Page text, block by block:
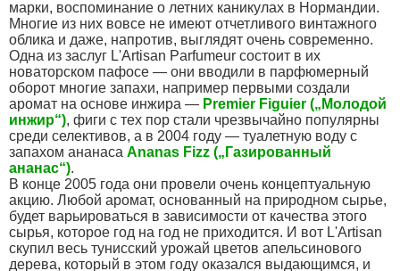
марки, воспоминание о летних каникулах в Нормандии.
Многие из них вовсе не имеют отчетливого винтажного
облика и даже, напротив, выглядят очень современно.
Одна из заслуг L'Artisan Parfumeur состоит в их
новаторском пафосе — они вводили в парфюмерный
оборот многие запахи, например первыми создали
аромат на основе инжира — Premier Figuier („Молодой
инжир“), фиги с тех пор стали чрезвычайно популярны
среди селективов, а в 2004 году — туалетную воду с
запахом ананаса Ananas Fizz („Газированный
ананас“).
В конце 2005 года они провели очень концептуальную
акцию. Любой аромат, основанный на природном сырье,
будет варьироваться в зависимости от качества этого
сырья, которое год на год не приходится. И вот L'Artisan
скупил весь тунисский урожай цветов апельсинового
дерева, который в этом году оказался выдающимся, и